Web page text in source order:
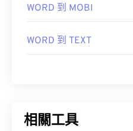
WORD 到 MOBI
WORD 到 TEXT
相關工具